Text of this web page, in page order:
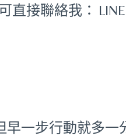
直接聯絡我： LINE
早一步行動就多一